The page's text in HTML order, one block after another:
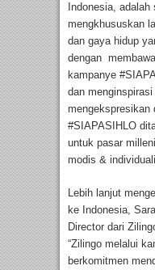
Indonesia, adalah
mengkhususkan
dan gaya hidup
dengan membawa
kampanye
dan
mengekspresikan
#SIAPASIHLO
untuk pasar
modis &
Lebih lanjut
ke Indonesia,
Director dari
“Zilingo melalui
berkomitmen